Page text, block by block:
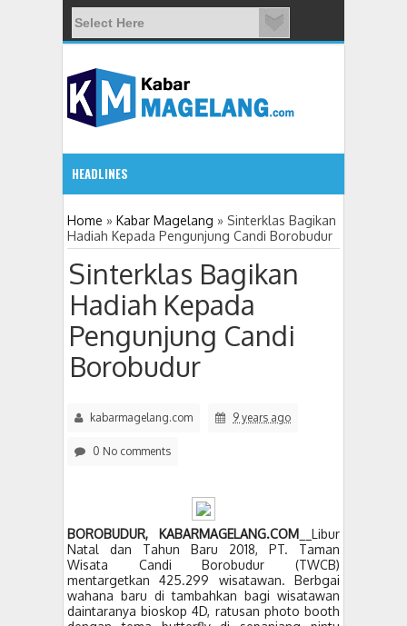
HEADLINES
Home » Kabar Magelang » Sinterklas Bagikan
Hadiah Kepada Pengunjung Candi Borobudur
Sinterklas Bagikan
Hadiah Kepada
Pengunjung Candi
Borobudur
kabarmagelang.com 9 years ago
0 No comments
BOROBUDUR, KABARMAGELANG.COM __Libur
Natal dan Tahun Baru 2018, PT. Taman
Wisata Candi Borobudur (TWCB)
mentargetkan 425.299 wisatawan. Berbgai
wahana baru di tambahkan bagi wisatawan
daintaranya bioskop 4D, ratusan photo booth